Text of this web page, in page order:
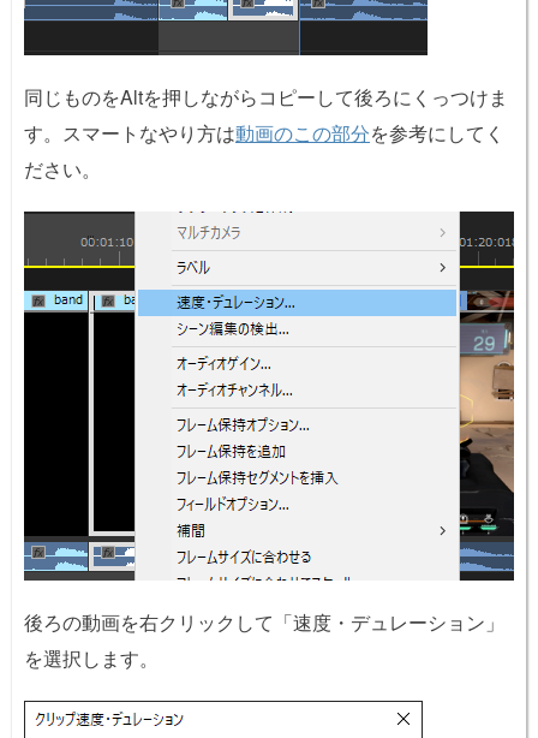
同じものをAltを押しながらコピーして後ろにくっつけま
す。スマートなやり方は動画のこの部分を参考にしてく
ださい。
後ろの動画を右クリックして「速度・デュレーション」
を選択します。